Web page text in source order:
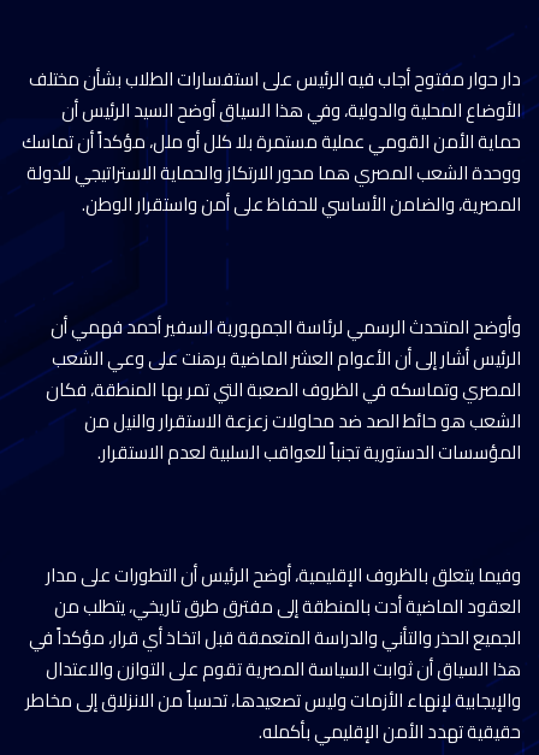
دار حوار مفتوح أجاب فيه الرئيس على استفسارات الطلاب بشأن مختلف
الأوضاع المحلية والدولية، وفي هذا السياق أوضح السيد الرئيس أن
حماية الأمن القومي عملية مستمرة بلا كلل أو ملل، مؤكداً أن تماسك
ووحدة الشعب المصري هما محور الارتكاز والحماية الاستراتيجي للدولة
المصرية، والضامن الأساسي للحفاظ على أمن واستقرار الوطن.
وأوضح المتحدث الرسمي لرئاسة الجمهورية السفير أحمد فهمي أن
الرئيس أشار إلى أن الأعوام العشر الماضية برهنت على وعي الشعب
المصري وتماسكه في الظروف الصعبة التي تمر بها المنطقة، فكان
الشعب هو حائط الصد ضد محاولات زعزعة الاستقرار والنيل من
المؤسسات الدستورية تجنباً للعواقب السلبية لعدم الاستقرار.
وفيما يتعلق بالظروف الإقليمية، أوضح الرئيس أن التطورات على مدار
العقود الماضية أدت بالمنطقة إلى مفترق طرق تاريخي، يتطلب من
الجميع الحذر والتأني والدراسة المتعمقة قبل اتخاذ أي قرار، مؤكداً في
هذا السياق أن ثوابت السياسة المصرية تقوم على التوازن والاعتدال
والإيجابية لإنهاء الأزمات وليس تصعيدها، تحسباً من الانزلاق إلى مخاطر
حقيقية تهدد الأمن الإقليمي بأكمله.